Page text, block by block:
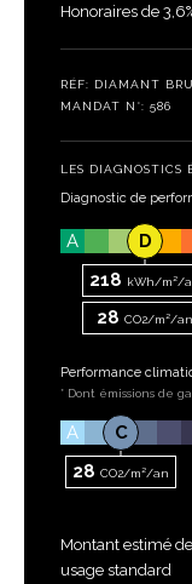
Honoraires de
RÉF: DIAMANT
MANDAT N°: 586
LES DIAGNOSTICS
Diagnostic de
A
D
218 kWh/m²/
28 CO2/m²/an
Performance
* Dont émissions de
A
C
28 CO2/m²/an
Montant estimé
usage standard